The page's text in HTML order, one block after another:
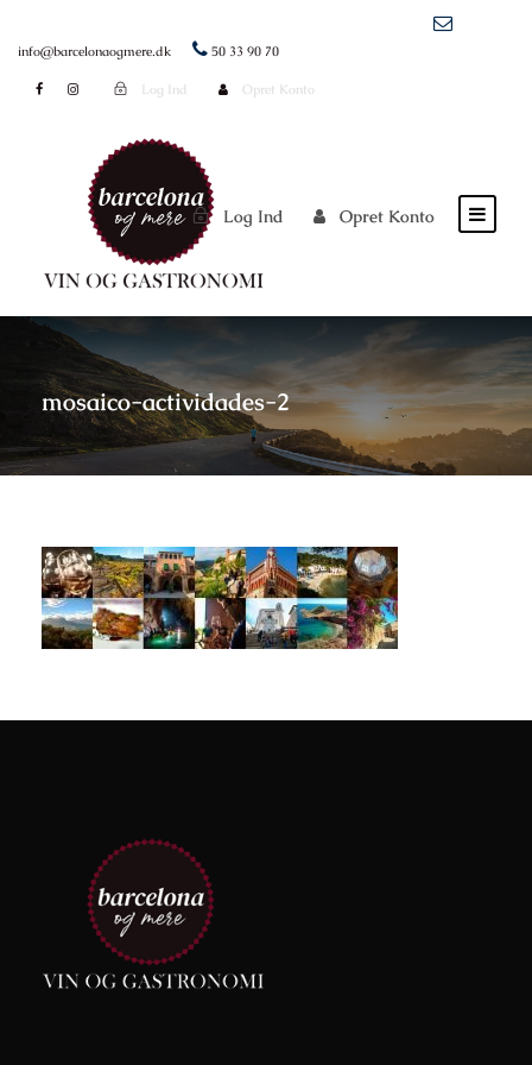
info@barcelonaogmere.dk 50 33 90 70
Log Ind Opret Konto
Log Ind Opret Konto
mosaico-actividades-2